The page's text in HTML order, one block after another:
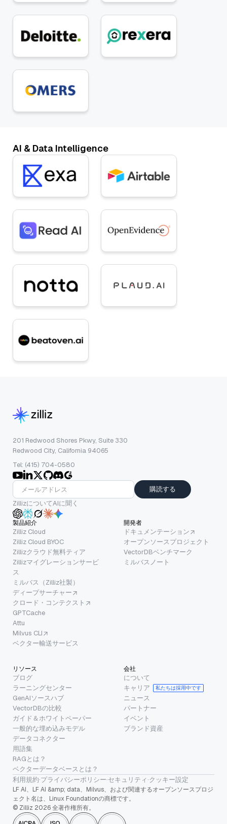
AI & Data Intelligence
201 Redwood Shores Pkwy, Suite 330
Redwood City, California 94065
Tel: (415) 704-0580
購読する
ZillizについてAIに聞く
製品紹介
Zilliz Cloud
Zilliz Cloud BYOC
Zillizクラウド無料ティア
Zillizマイグレーションサービ
ス
ミルバス（Zilliz社製）
ディープサーチャー
クロード・コンテクスト
GPTCache
Attu
Milvus CLI
ベクター輸送サービス
開発者
ドキュメンテーション
オープンソースプロジェクト
VectorDBベンチマーク
ミルバスノート
リソース
ブログ
ラーニングセンター
GenAIソースハブ
VectorDBの比較
ガイド＆ホワイトペーパー
一般的な埋め込みモデル
データコネクター
用語集
RAGとは？
ベクターデータベースとは？
会社
について
キャリア
私たちは採用中です
ニュース
パートナー
イベント
ブランド資産
利用規約·プライバシーポリシー·セキュリティ ·クッキー設定
LF AI、LF AI &amp; data、Milvus、および関連するオープンソースプロジ
ェクト名は、Linux Foundationの商標です。
© Zilliz 2026 全著作権所有。